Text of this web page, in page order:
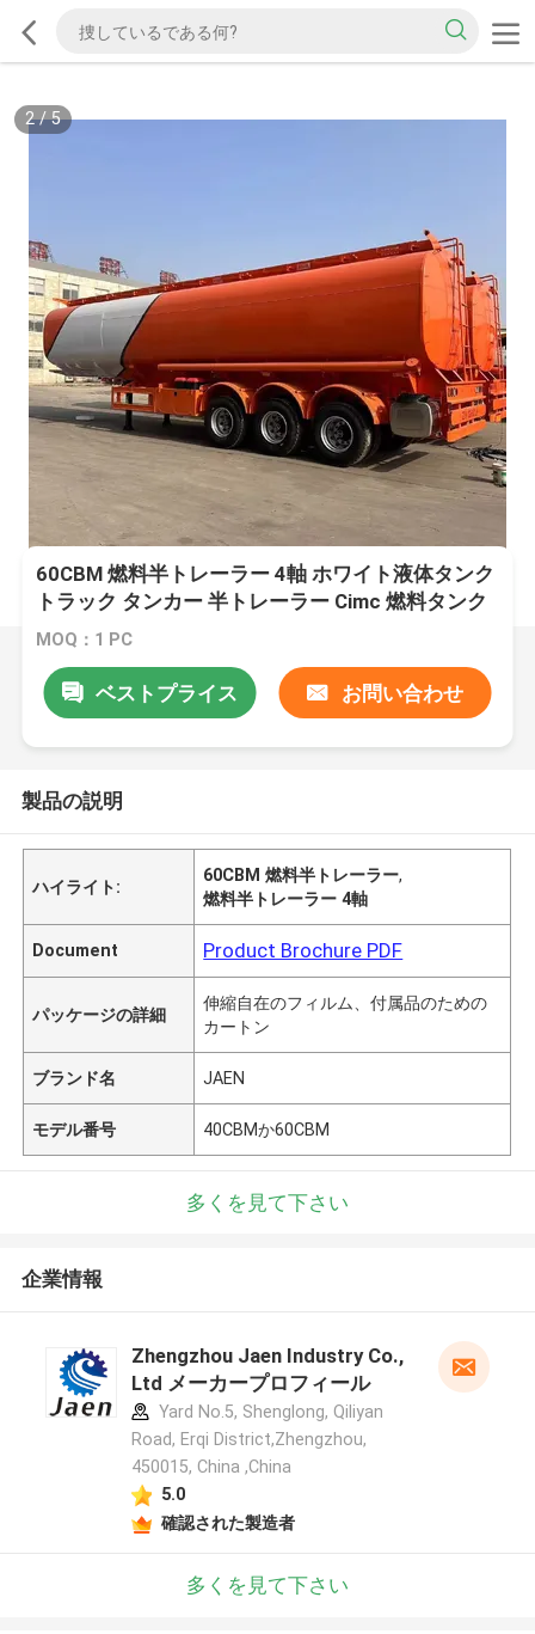
2/5
60CBM 燃料半トレーラー 4軸 ホワイト液体タンク
トラック タンカー 半トレーラー Cimc 燃料タンク
トレーラー
MOQ：1 PC
ベストプライス お問い合わせ
製品の説明
ハイライト:
60CBM 燃料半トレーラー,
燃料半トレーラー 4軸
Document Product Brochure PDF
パッケージの詳細
伸縮自在のフィルム、付属品のための
カートン
ブランド名 JAEN
モデル番号 40CBMか60CBM
多くを見て下さい
企業情報
Zhengzhou Jaen Industry Co.,
Ltd メーカープロフィール
Yard No.5, Shenglong, Qiliyan
Road, Erqi District,Zhengzhou,
450015, China ,China
5.0
確認された製造者
多くを見て下さい